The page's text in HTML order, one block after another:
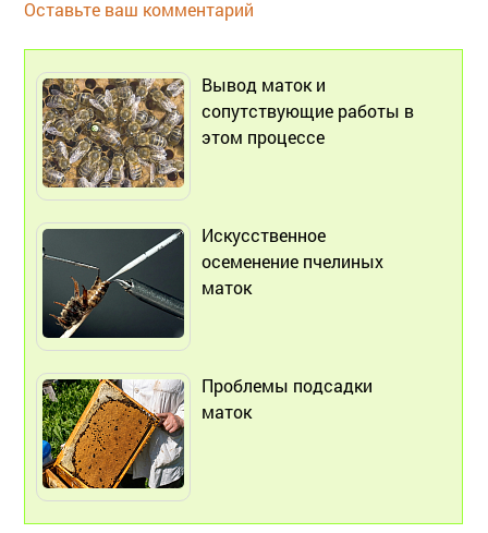
Оставьте ваш комментарий
Вывод маток и
сопутствующие работы в
этом процессе
Искусственное
осеменение пчелиных
маток
Проблемы подсадки
маток